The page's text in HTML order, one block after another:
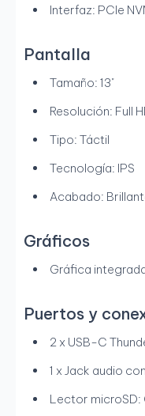
Interfaz: PCIe
Pantalla
Tamaño: 13"
Resolución: Full
Tipo: Táctil
Tecnología: IPS
Acabado:
Gráficos
Gráfica
Puertos y
2 x USB-C
1 x Jack audio
Lector microSD: